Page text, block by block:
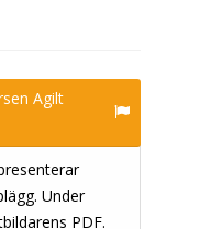
Agilt
Under
PDF.